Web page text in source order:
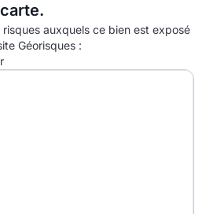
risques auxquels ce bien est exposé
Géorisques :